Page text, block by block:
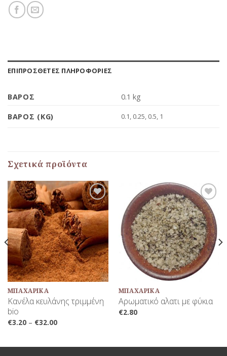
ΕΠΙΠΡΌΣΘΕΤΕΣ ΠΛΗΡΟΦΟΡΊΕΣ
ΒΆΡΟΣ 0.1 kg
ΒΆΡΟΣ (KG) 0.1, 0.25, 0.5, 1
Σχετικά προϊόντα
Προσθήκη
στη Λίστα
Αγαπημένων
ΜΠΑΧΑΡΙΚΆ
Κανέλα κευλάνης τριμμένη
bio
€3.20– €32.00
Προσθήκη
στη Λίστα
Αγαπημένων
ΜΠΑΧΑΡΙΚΆ
Αρωματικό αλατι με φύκια
€2.80